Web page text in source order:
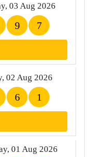
03 Aug 2026
9 7
02 Aug 2026
6 1
01 Aug 2026